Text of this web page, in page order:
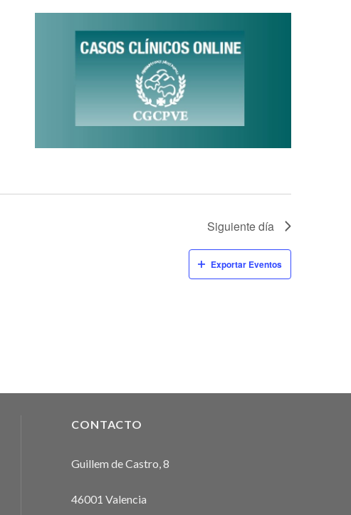
Siguiente día
Exportar Eventos
CONTACTO
Guillem de Castro, 8
46001 Valencia